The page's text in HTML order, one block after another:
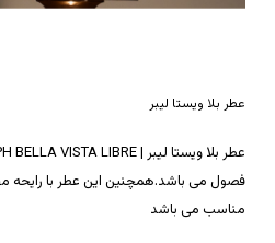
عطر بلا ویستا لیبر
فصول می باشد.همچنین این عطر با رایحه
مناسب می باشد